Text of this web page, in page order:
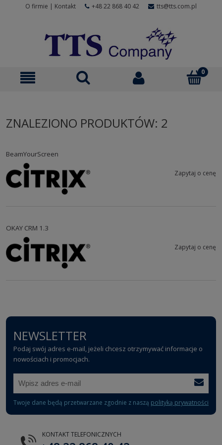
O firmie | Kontakt +48 22 868 40 42 tts@tts.com.pl
ZNALEZIONO PRODUKTÓW: 2
BeamYourScreen
Zapytaj o cenę
OKAY CRM 1.3
Zapytaj o cenę
NEWSLETTER
Podaj swój adres e-mail, jeżeli chcesz otrzymywać informacje o
nowościach i promocjach.
Twoje dane będą przetwarzane zgodnie z naszą polityką prywatności
KONTAKT TELEFONICZNYCH